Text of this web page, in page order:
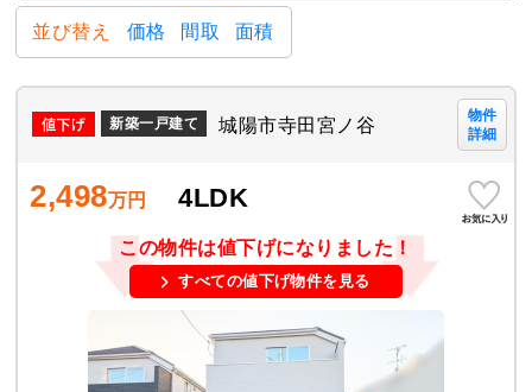
並び替え 価格 間取 面積
新築一戸建て 城陽市寺田宮ノ谷
物件
詳細
2,498万円 4LDK
この物件は値下げになりました！
すべての値下げ物件を見る